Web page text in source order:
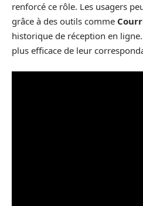
renforcé ce rôle. Les usagers
grâce à des outils comme
historique de réception en
plus efficace de leur